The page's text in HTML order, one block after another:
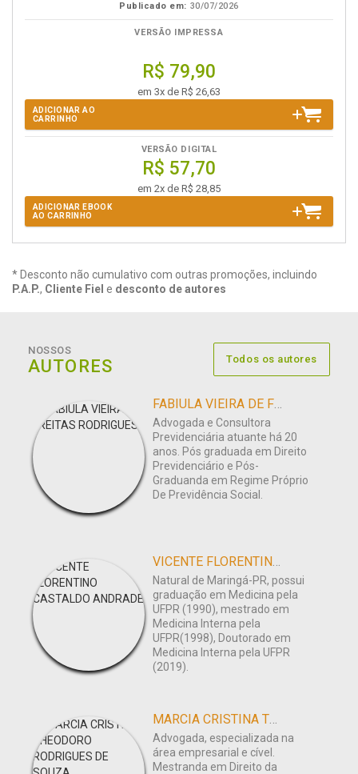
Publicado em: 30/07/2026
VERSÃO IMPRESSA
R$ 79,90
em 3x de R$ 26,63
ADICIONAR AO
CARRINHO
VERSÃO DIGITAL
R$ 57,70
em 2x de R$ 28,85
ADICIONAR EBOOK
AO CARRINHO
* Desconto não cumulativo com outras promoções, incluindo
P.A.P., Cliente Fiel e desconto de autores
NOSSOS
AUTORES Todos os autores
FABIULA VIEIRA DE FREITAS RODRIGUES
Advogada e Consultora
Previdenciária atuante há 20
anos. Pós graduada em Direito
Previdenciário e Pós-
Graduanda em Regime Próprio
De Previdência Social.
VICENTE FLORENTINO CASTALDO ANDRADE
Natural de Maringá-PR, possui
graduação em Medicina pela
UFPR (1990), mestrado em
Medicina Interna pela
UFPR(1998), Doutorado em
Medicina Interna pela UFPR
(2019).
MARCIA CRISTINA THEODORO RODRIGUES DE SOUZA
Advogada, especializada na
área empresarial e cível.
Mestranda em Direito da